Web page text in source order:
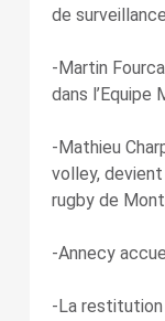
de
-Martin
dans l’Equipe
-Mathieu
volley,
rugby de
-Annecy
-La restitution